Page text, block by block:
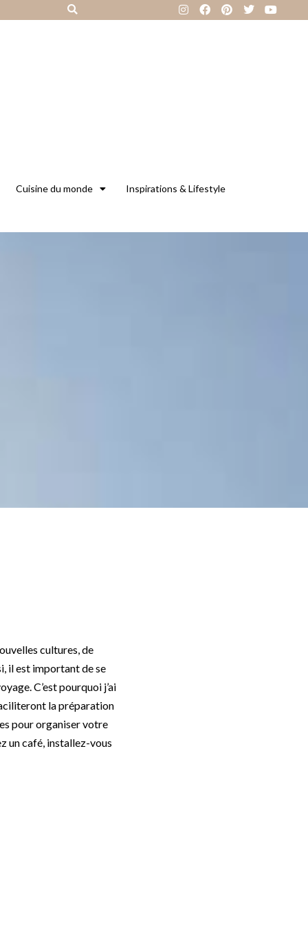
Cuisine du monde Inspirations & Lifestyle
cultures, de
il est important de se
C’est pourquoi j’ai
la préparation
pour organiser votre
un café, installez-vous